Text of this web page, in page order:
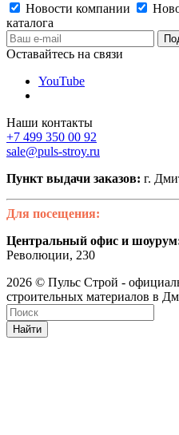
Новости компании
каталога
Оставайтесь на связи
YouTube
Наши контакты
+7 499 350 00 92
sale@puls-stroy.ru
Пункт выдачи заказов: г.
Для посещения:
Центральный офис и
Революции, 230
2026 © Пульс Строй -
строительных материалов в
Найти